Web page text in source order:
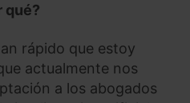
qué?
rápido que estoy
actualmente nos
a los abogados